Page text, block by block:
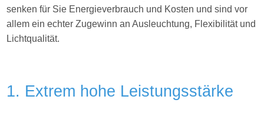
senken für Sie Energieverbrauch und Kosten und sind vor
allem ein echter Zugewinn an Ausleuchtung, Flexibilität und
Lichtqualität.
1. Extrem hohe Leistungsstärke